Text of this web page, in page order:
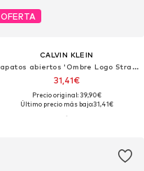
OFERTA
CALVIN KLEIN
Zapatos abiertos 'Ombre Logo Strap'
31,41€
Precio original: 39,90€
Último precio más bajo:31,41€